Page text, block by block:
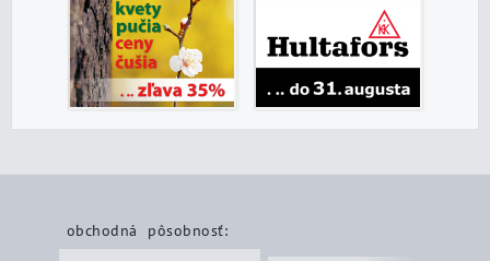
obchodná pôsobnosť: